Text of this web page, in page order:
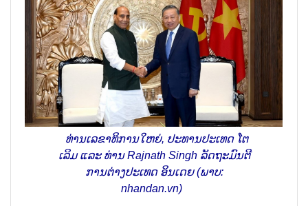
ທ່ານ​ເລ​ຂາ​ທິ​ການ​ໃຫຍ່, ປະ​ທາ​ນ​ປະ​ເທດ ໂຕ​
ເລິມ ແລະ ທ່ານ Rajnath Singh ​ລັດ​ຖະ​ມົນ​ຕີ​
ການ​ຕ່າງ​ປະ​ເທດ ອິນ​ເດຍ (ພາບ:
nhandan.vn)